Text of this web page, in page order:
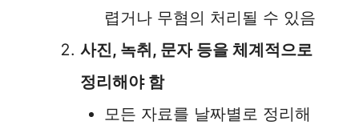
렵거나 무혐의 처리될 수 있음
사진, 녹취, 문자 등을 체계적으로
정리해야 함
모든 자료를 날짜별로 정리해